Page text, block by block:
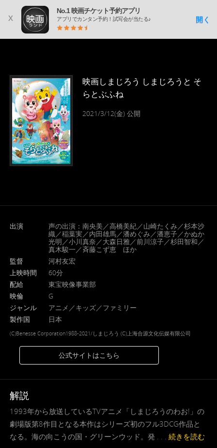
x
No.1 映画チケット予約アプリ
アプリでカンタン予約！試写会が当たる♪ 開く
映画しまじろう しまじろうと そ
らとぶふね
2021/3/12(金) 公開
出演
声の出演：南央美／高橋美紀／山崎たくみ／杉本沙
織／稲葉実／内田雄馬／潘めぐみ／潘恵子／かぬか
光明／小川真奈／大森日雅／前川涼子／杉田智和／
真木駿一／斉藤こず恵 ほか
監督
河村友宏
上映時間
60分
配給
東宝映像事業部
映倫
G
ジャンル
アニメ／キッズ／ファミリー
製作国
日本
(C)Benesse Corporation1988-2021/しまじろう (C)上海合源文化伝媒有限公司
公式サイトはこちら
解説
1993年から放送しているTVアニメ「しまじろうのわお!」の
劇場版第8作目となる本作はシリーズ初のフル3DCG作品と
なる。海の向こうの国・グリーンウッド。発 . . . 続きを読む